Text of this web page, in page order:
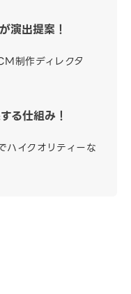
演出提案！
制作ディレクタ
る仕組み！
ハイクオリティーな